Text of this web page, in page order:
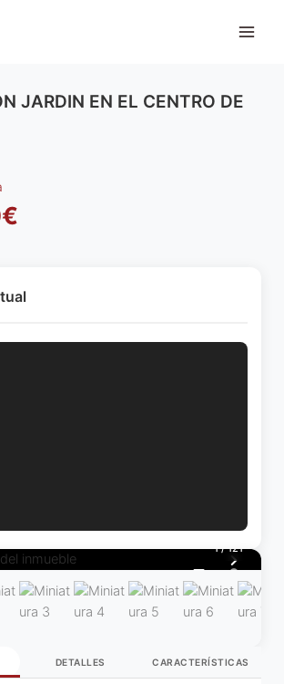
JARDIN EN EL CENTRO DE
1/121
DETALLES CARACTERÍSTICAS